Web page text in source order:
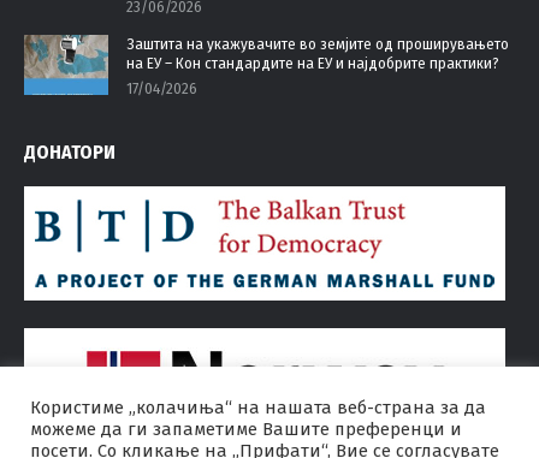
23/06/2026
Заштита на укажувачите во земјите од проширувањето
на ЕУ – Кон стандардите на ЕУ и најдобрите практики?
17/04/2026
ДОНАТОРИ
Користиме „колачиња“ на нашата веб-страна за да
можеме да ги запаметиме Вашите преференци и
посети. Со кликање на „Прифати“, Вие се согласувате